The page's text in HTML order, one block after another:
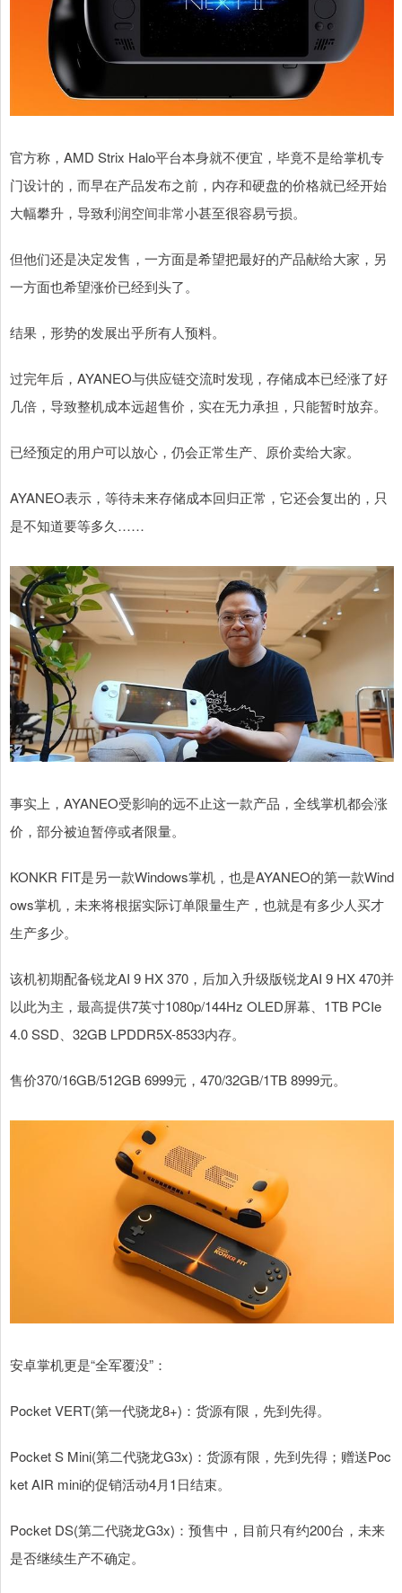
官方称，AMD Strix Halo平台本身就不便宜，毕竟不是给掌机专
门设计的，而早在产品发布之前，内存和硬盘的价格就已经开始
大幅攀升，导致利润空间非常小甚至很容易亏损。
但他们还是决定发售，一方面是希望把最好的产品献给大家，另
一方面也希望涨价已经到头了。
结果，形势的发展出乎所有人预料。
过完年后，AYANEO与供应链交流时发现，存储成本已经涨了好
几倍，导致整机成本远超售价，实在无力承担，只能暂时放弃。
已经预定的用户可以放心，仍会正常生产、原价卖给大家。
AYANEO表示，等待未来存储成本回归正常，它还会复出的，只
是不知道要等多久……
事实上，AYANEO受影响的远不止这一款产品，全线掌机都会涨
价，部分被迫暂停或者限量。
KONKR FIT是另一款Windows掌机，也是AYANEO的第一款Wind
ows掌机，未来将根据实际订单限量生产，也就是有多少人买才
生产多少。
该机初期配备锐龙AI 9 HX 370，后加入升级版锐龙AI 9 HX 470并
以此为主，最高提供7英寸1080p/144Hz OLED屏幕、1TB PCIe
4.0 SSD、32GB LPDDR5X-8533内存。
售价370/16GB/512GB 6999元，470/32GB/1TB 8999元。
安卓掌机更是“全军覆没”：
Pocket VERT(第一代骁龙8+)：货源有限，先到先得。
Pocket S Mini(第二代骁龙G3x)：货源有限，先到先得；赠送Poc
ket AIR mini的促销活动4月1日结束。
Pocket DS(第二代骁龙G3x)：预售中，目前只有约200台，未来
是否继续生产不确定。